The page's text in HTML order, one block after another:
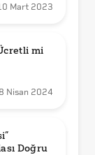
Mart 2023
mi
Nisan 2024
Doğru